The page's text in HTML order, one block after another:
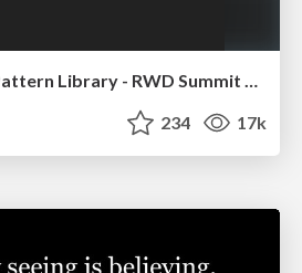
Fight the Zombie Pattern Library - RWD Summit 2016
234 17k